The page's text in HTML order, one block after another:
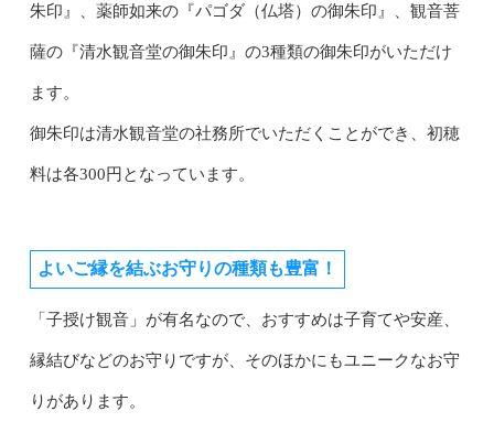
朱印』、薬師如来の『パゴダ（仏塔）の御朱印』、観音菩
薩の『清水観音堂の御朱印』の3種類の御朱印がいただけ
ます。
御朱印は清水観音堂の社務所でいただくことができ、初穂
料は各300円となっています。
よいご縁を結ぶお守りの種類も豊富！
「子授け観音」が有名なので、おすすめは子育てや安産、
縁結びなどのお守りですが、そのほかにもユニークなお守
りがあります。